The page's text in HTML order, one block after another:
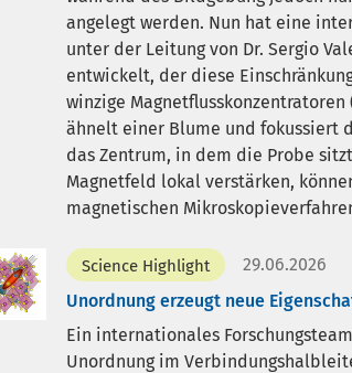
angelegt werden. Nun hat eine
unter der Leitung von Dr. Sergio
entwickelt, der diese
winzige Magnetflusskonzentratoren
ähnelt einer Blume und fokussiert
das Zentrum, in dem die Probe
Magnetfeld lokal verstärken,
magnetischen
Science Highlight
29.06.2026
Unordnung erzeugt neue
Ein internationales
Unordnung im